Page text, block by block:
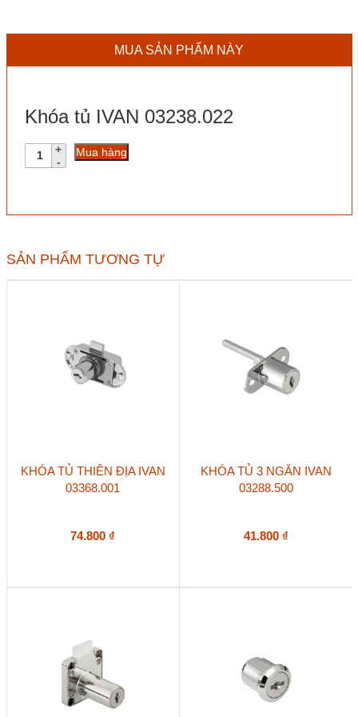
MUA SẢN PHẨM NÀY
Khóa tủ IVAN 03238.022
Khóa
Mua hàng
SẢN PHẨM TƯƠNG TỰ
KHÓA TỦ THIÊN ĐỊA IVAN
03368.001
74.800 ₫
KHÓA TỦ 3 NGĂN IVAN
03288.500
41.800 ₫